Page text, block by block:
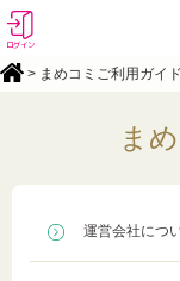
ログイン
> まめコミご利用ガイド
ま
運営会社につ